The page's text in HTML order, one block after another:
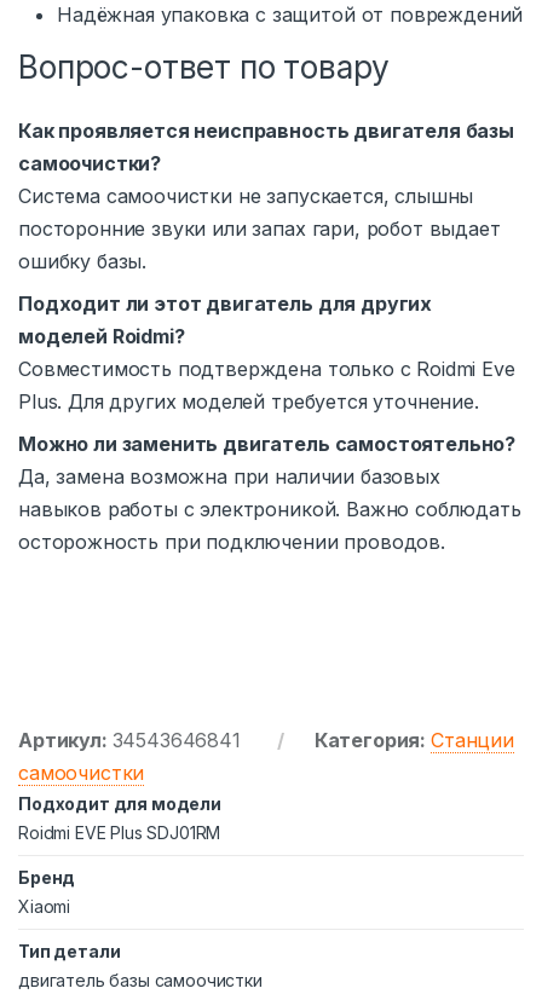
Надёжная упаковка с защитой от повреждений
Вопрос-ответ по товару
Как проявляется неисправность двигателя базы
самоочистки?
Система самоочистки не запускается, слышны
посторонние звуки или запах гари, робот выдает
ошибку базы.
Подходит ли этот двигатель для других
моделей Roidmi?
Совместимость подтверждена только с Roidmi Eve
Plus. Для других моделей требуется уточнение.
Можно ли заменить двигатель самостоятельно?
Да, замена возможна при наличии базовых
навыков работы с электроникой. Важно соблюдать
осторожность при подключении проводов.
Артикул: 34543646841 Категория: Станции
самоочистки
Подходит для модели
Roidmi EVE Plus SDJ01RM
Бренд
Xiaomi
Тип детали
двигатель базы самоочистки